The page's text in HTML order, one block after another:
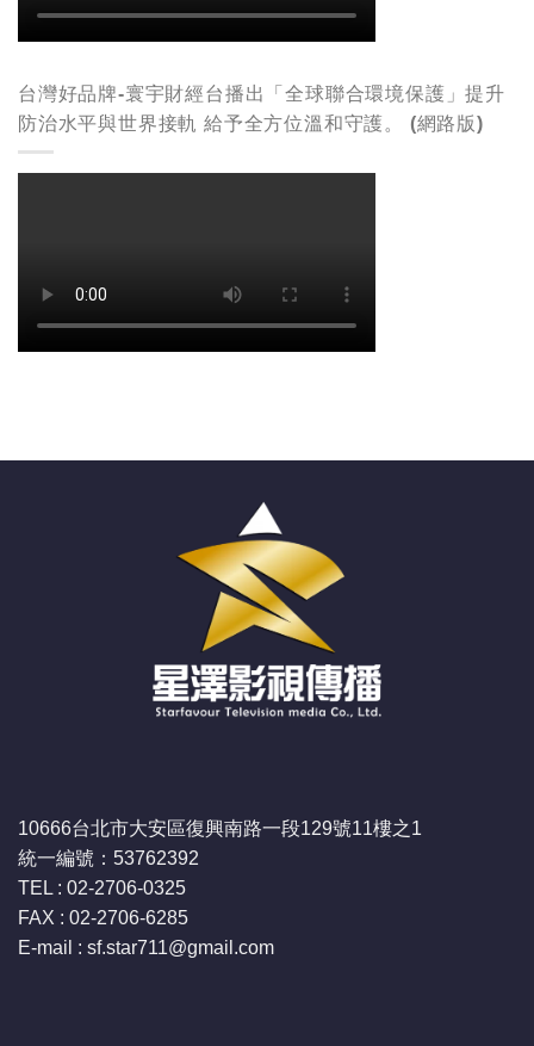
台灣好品牌-寰宇財經台播出「全球聯合環境保護」提升
防治水平與世界接軌 給予全方位溫和守護。 (網路版)
10666台北市大安區復興南路一段129號11樓之1
統一編號：53762392
TEL : 02-2706-0325
FAX : 02-2706-6285
E-mail : sf.star711@gmail.com